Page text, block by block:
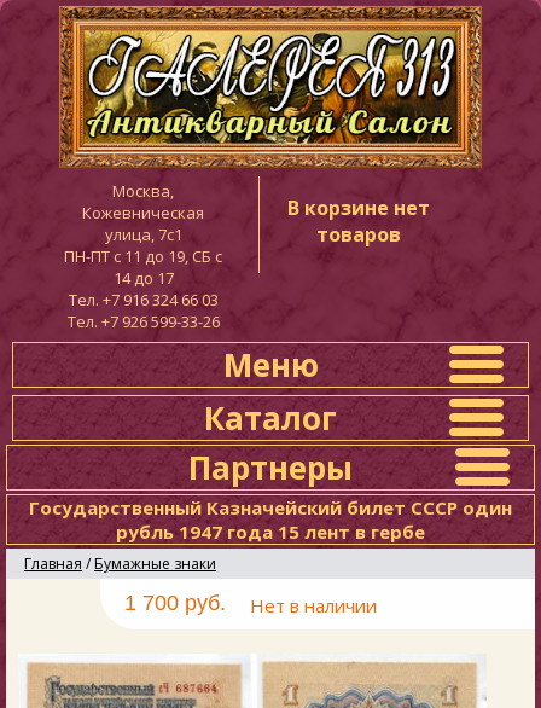
Москва,
Кожевническая
улица, 7с1
ПН-ПТ c 11 до 19, СБ с
14 до 17
Тел. +7 916 324 66 03
Тел. +7 926 599-33-26
В корзине нет
товаров
Меню
Каталог
Партнеры
Государственный Казначейский билет СССР один
рубль 1947 года 15 лент в гербе
Главная / Бумажные знаки
1 700 руб. Нет в наличии